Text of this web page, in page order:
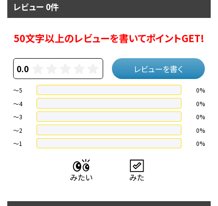
レビュー 0件
50文字以上のレビューを書いてポイントGET!
0.0 レビューを書く
～5
0%
～4
0%
〜3
0%
〜2
0%
〜1
0%